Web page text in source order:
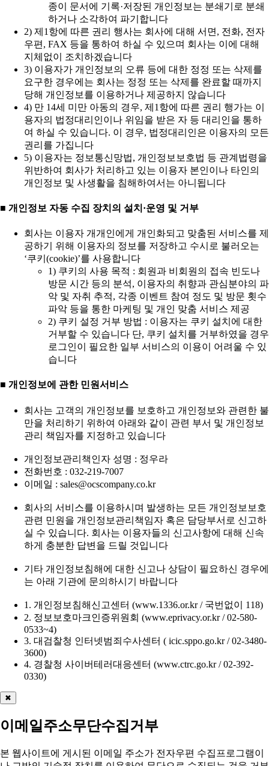
종이 문서에 기록·저장된 개인정보는 분쇄기로 분쇄
하거나 소각하여 파기합니다
2) 제1항에 따른 권리 행사는 회사에 대해 서면, 전화, 전자
우편, FAX 등을 통하여 하실 수 있으며 회사는 이에 대해
지체없이 조치하겠습니다
3) 이용자가 개인정보의 오류 등에 대한 정정 또는 삭제를
요구한 경우에는 회사는 정정 또는 삭제를 완료할 때까지
당해 개인정보를 이용하거나 제공하지 않습니다
4) 만 14세 미만 아동의 경우, 제1항에 따른 권리 행가는 이
용자의 법정대리인이나 위임을 받은 자 등 대리인을 통하
여 하실 수 있습니다. 이 경우, 법정대리인은 이용자의 모든
권리를 가집니다
5) 이용자는 정보통신망법, 개인정보보호법 등 관계법령을
위반하여 회사가 처리하고 있는 이용자 본인이나 타인의
개인정보 및 사생활을 침해하여서는 아니됩니다
■ 개인정보 자동 수집 장치의 설치·운영 및 거부
회사는 이용자 개개인에게 개인화되고 맞춤된 서비스를 제
공하기 위해 이용자의 정보를 저장하고 수시로 불러오는
‘쿠키(cookie)’를 사용합니다
1) 쿠키의 사용 목적 : 회원과 비회원의 접속 빈도나
방문 시간 등의 분석, 이용자의 취향과 관심분야의 파
악 및 자취 추적, 각종 이벤트 참여 정도 및 방문 횟수
파악 등을 통한 마케팅 및 개인 맞춤 서비스 제공
2) 쿠키 설정 거부 방법 : 이용자는 쿠키 설치에 대한
거부할 수 있습니다 단, 쿠키 설치를 거부하였을 경우
로그인이 필요한 일부 서비스의 이용이 어려울 수 있
습니다
■ 개인정보에 관한 민원서비스
회사는 고객의 개인정보를 보호하고 개인정보와 관련한 불
만을 처리하기 위하여 아래와 같이 관련 부서 및 개인정보
관리 책임자를 지정하고 있습니다
개인정보관리책인자 성명 : 정우라
전화번호 : 032-219-7007
이메일 : sales@ocscompany.co.kr
회사의 서비스를 이용하시며 발생하는 모든 개인정보보호
관련 민원을 개인정보관리책임자 혹은 담당부서로 신고하
실 수 있습니다. 회사는 이용자들의 신고사항에 대해 신속
하게 충분한 답변을 드릴 것입니다
기타 개인정보침해에 대한 신고나 상담이 필요하신 경우에
는 아래 기관에 문의하시기 바랍니다
1. 개인정보침해신고센터 (www.1336.or.kr / 국번없이 118)
2. 정보보호마크인증위원회 (www.eprivacy.or.kr / 02-580-
0533~4)
3. 대검찰청 인터넷범죄수사센터 ( icic.sppo.go.kr / 02-3480-
3600)
4. 경찰청 사이버테러대응센터 (www.ctrc.go.kr / 02-392-
0330)
✖
이메일주소무단수집거부
본 웹사이트에 게시된 이메일 주소가 전자우편 수집프로그램이